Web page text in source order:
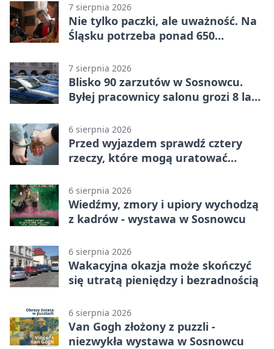
7 sierpnia 2026
Nie tylko paczki, ale uważność. Na
Śląsku potrzeba ponad 650
7 sierpnia 2026
Blisko 90 zarzutów w Sosnowcu.
Byłej pracownicy salonu grozi 8 lat
6 sierpnia 2026
Przed wyjazdem sprawdź cztery
rzeczy, które mogą uratować
6 sierpnia 2026
Wiedźmy, zmory i upiory wychodzą
z kadrów - wystawa w Sosnowcu
6 sierpnia 2026
Wakacyjna okazja może skończyć
się utratą pieniędzy i bezradnością
6 sierpnia 2026
Van Gogh złożony z puzzli -
niezwykła wystawa w Sosnowcu